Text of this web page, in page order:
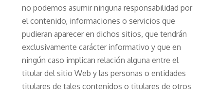
no podemos asumir ninguna responsabilidad por
el contenido, informaciones o servicios que
pudieran aparecer en dichos sitios, que tendrán
exclusivamente carácter informativo y que en
ningún caso implican relación alguna entre el
titular del sitio Web y las personas o entidades
titulares de tales contenidos o titulares de otros